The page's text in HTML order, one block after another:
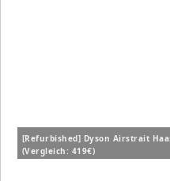
[Refurbished] Dyson Airstrait
(Vergleich: 419€)